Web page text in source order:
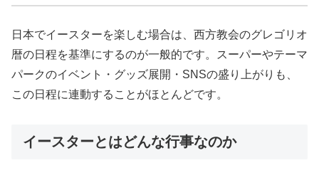
日本でイースターを楽しむ場合は、西方教会のグレゴリオ
暦の日程を基準にするのが一般的です。スーパーやテーマ
パークのイベント・グッズ展開・SNSの盛り上がりも、
この日程に連動することがほとんどです。
イースターとはどんな行事なのか